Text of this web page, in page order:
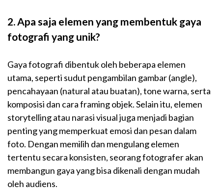
2. Apa saja elemen yang membentuk gaya
fotografi yang unik?
Gaya fotografi dibentuk oleh beberapa elemen
utama, seperti sudut pengambilan gambar (angle),
pencahayaan (natural atau buatan), tone warna, serta
komposisi dan cara framing objek. Selain itu, elemen
storytelling atau narasi visual juga menjadi bagian
penting yang memperkuat emosi dan pesan dalam
foto. Dengan memilih dan mengulang elemen
tertentu secara konsisten, seorang fotografer akan
membangun gaya yang bisa dikenali dengan mudah
oleh audiens.